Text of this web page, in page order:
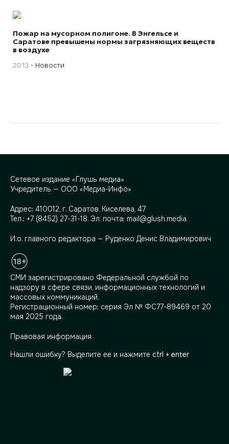
Пожар на мусорном полигоне. В Энгельсе и
Саратове превышены нормы загрязняющих веществ
в воздухе
20:13 Новости
Сетевое издание «Глушь медиа»
Учредитель — ООО «Медиа-Инфо»
Адрес: 410012, г. Саратов, Киселева, 47
Тел.: +7 (8452) 27-31-18. Эл. почта: mail@glush.media
И.о. главного редактора — Руденко Денис Владимирович
СМИ зарегистрировано Федеральной службой по
надзору в сфере связи, информационных технологий и
массовых коммуникаций.
Регистрационный номер: серия Эл № ФС77-89469 от 20
мая 2025 года.
Правовая информация
Нашли ошибку? Выделите ее и нажмите ctrl + enter